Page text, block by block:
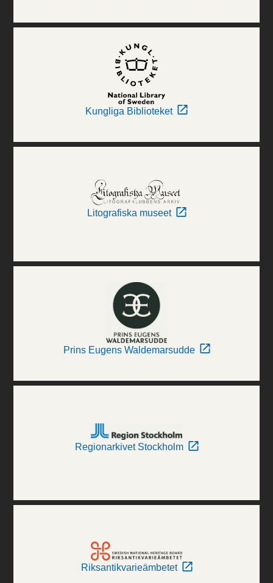
Kungliga Biblioteket
Litografiska museet
Prins Eugens Waldemarsudde
Regionarkivet Stockholm
Riksantikvarieämbetet